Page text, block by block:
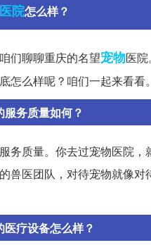
院怎么样？
们聊聊重庆的名望宠物医
怎么样呢？咱们一起来看看。
务质量如何？
务质量。你去过宠物医院
兽医团队，对待宠物就像
疗设备怎么样？